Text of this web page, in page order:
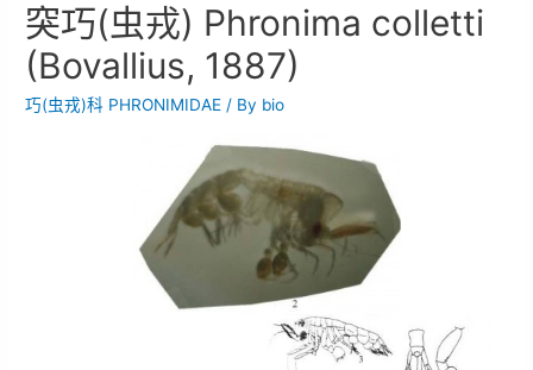
突巧(虫戎) Phronima colletti
(Bovallius, 1887)
巧(虫戎)科 PHRONIMIDAE / By bio